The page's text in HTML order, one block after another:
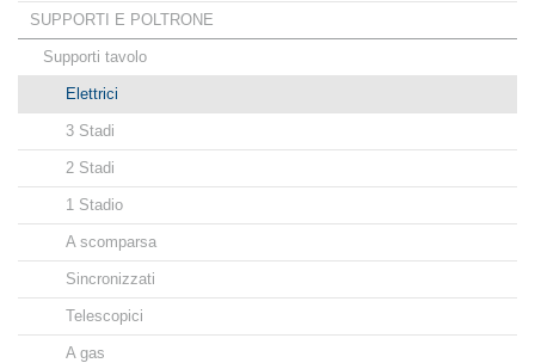
SUPPORTI E POLTRONE
Supporti tavolo
Elettrici
3 Stadi
2 Stadi
1 Stadio
A scomparsa
Sincronizzati
Telescopici
A gas